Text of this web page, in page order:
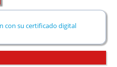
con su certificado digital